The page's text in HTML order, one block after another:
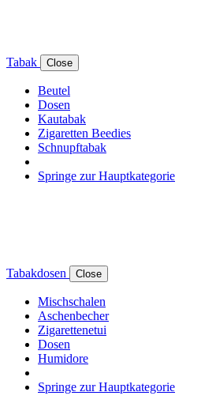
Tabak Close
Beutel
Dosen
Kautabak
Zigaretten Beedies
Schnupftabak
Springe zur Hauptkategorie
Tabakdosen Close
Mischschalen
Aschenbecher
Zigarettenetui
Dosen
Humidore
Springe zur Hauptkategorie